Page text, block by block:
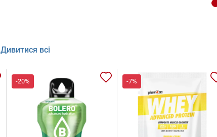
Дивитися всі
-20% -7%